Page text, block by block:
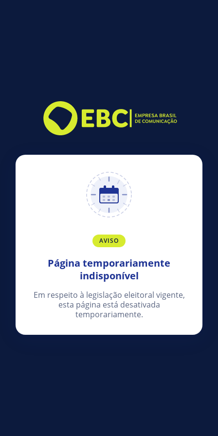
AVISO
Página temporariamente
indisponível
Em respeito à legislação eleitoral vigente,
esta página está desativada
temporariamente.